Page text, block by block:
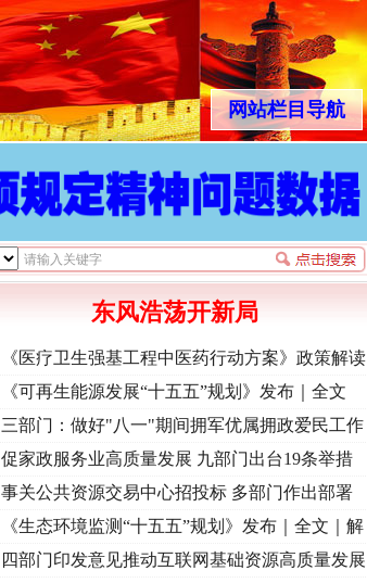
网站栏目导航
东风浩荡开新局
《医疗卫生强基工程中医药行动方案》政策解读
《可再生能源发展“十五五”规划》发布｜全文
三部门：做好"八一"期间拥军优属拥政爱民工作
促家政服务业高质量发展 九部门出台19条举措
事关公共资源交易中心招投标 多部门作出部署
《生态环境监测“十五五”规划》发布｜全文｜解
读
四部门印发意见推动互联网基础资源高质量发展